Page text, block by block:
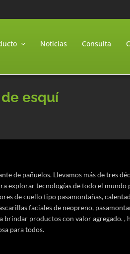
Noticias Consulta
esquí
de pañuelos. Llevamos más de tres
explorar tecnologías de todo el
de cuello tipo pasamontañas,
faciales de neopreno,
brindar productos con valor agregado. ,
para todos.